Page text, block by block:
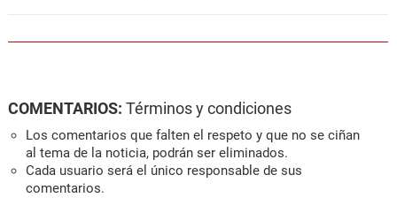
COMENTARIOS: Términos y condiciones
Los comentarios que falten el respeto y que no se ciñan
al tema de la noticia, podrán ser eliminados.
Cada usuario será el único responsable de sus
comentarios.